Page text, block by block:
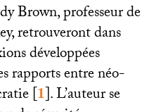
Brown, professeur de
retrouveront dans
développées
rapports entre néo-
[1]. L’auteur se